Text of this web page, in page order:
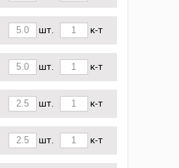
шт. к-т
шт. к-т
шт. к-т
шт. к-т